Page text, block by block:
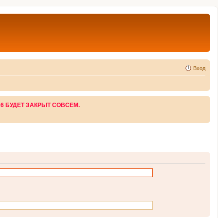
Вход
БУДЕТ ЗАКРЫТ СОВСЕМ.